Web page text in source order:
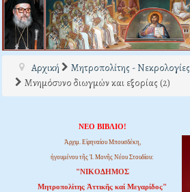
Αρχική
Μητροπολίτης - Νεκρολογίες
Μνημόσυνο διωγμών και εξορίας (2)
ΝΕΟ ΒΙΒΛΙΟ!
Ἀρχιμ. Εἰρηναίου Μπουσδέκη,
ἡγουμένου τῆς Ἱ. Μονῆς Νέου Στουδίου:
"ΝΙΚΟΔΗΜΟΣ
Μητροπολίτης Ἀττικῆς καί Μεγαρίδος"